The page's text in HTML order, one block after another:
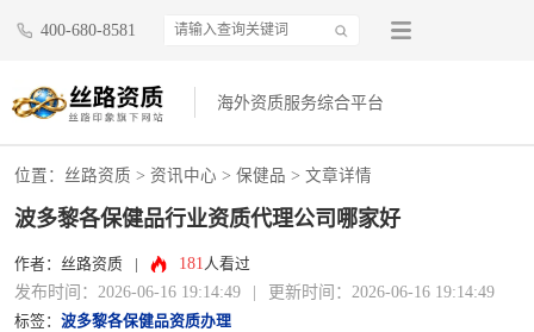
400-680-8581
海外资质服务综合平台
位置： 丝路资质 > 资讯中心 > 保健品 > 文章详情
波多黎各保健品行业资质代理公司哪家好
作者：丝路资质 181人看过
发布时间：2026-06-16 19:14:49 更新时间：2026-06-16 19:14:49
标签： 波多黎各保健品资质办理